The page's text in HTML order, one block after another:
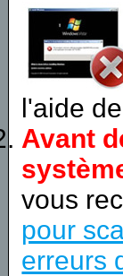
l'aide
Avant
vous
pour
erreurs